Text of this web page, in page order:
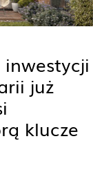
inwestycji
już
klucze